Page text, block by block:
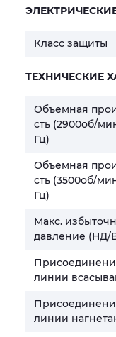
Класс защиты
ТЕХНИЧЕСКИЕ
Объемная
сть (2900об/
Гц)
Объемная
сть (3500об/
Гц)
Макс.
давление (НД/
линии
линии